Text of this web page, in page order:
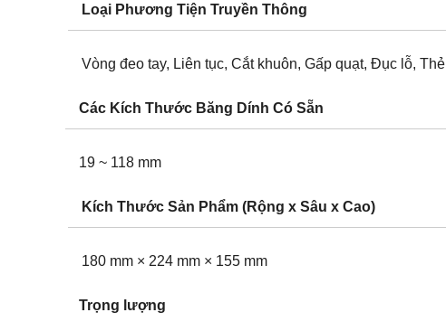
Loại Phương Tiện Truyền Thông
Vòng đeo tay, Liên tục, Cắt khuôn, Gấp quạt, Đục lỗ, Thẻ
Các Kích Thước Băng Dính Có Sẵn
19 ~ 118 mm
Kích Thước Sản Phẩm (Rộng x Sâu x Cao)
180 mm × 224 mm × 155 mm
Trọng lượng